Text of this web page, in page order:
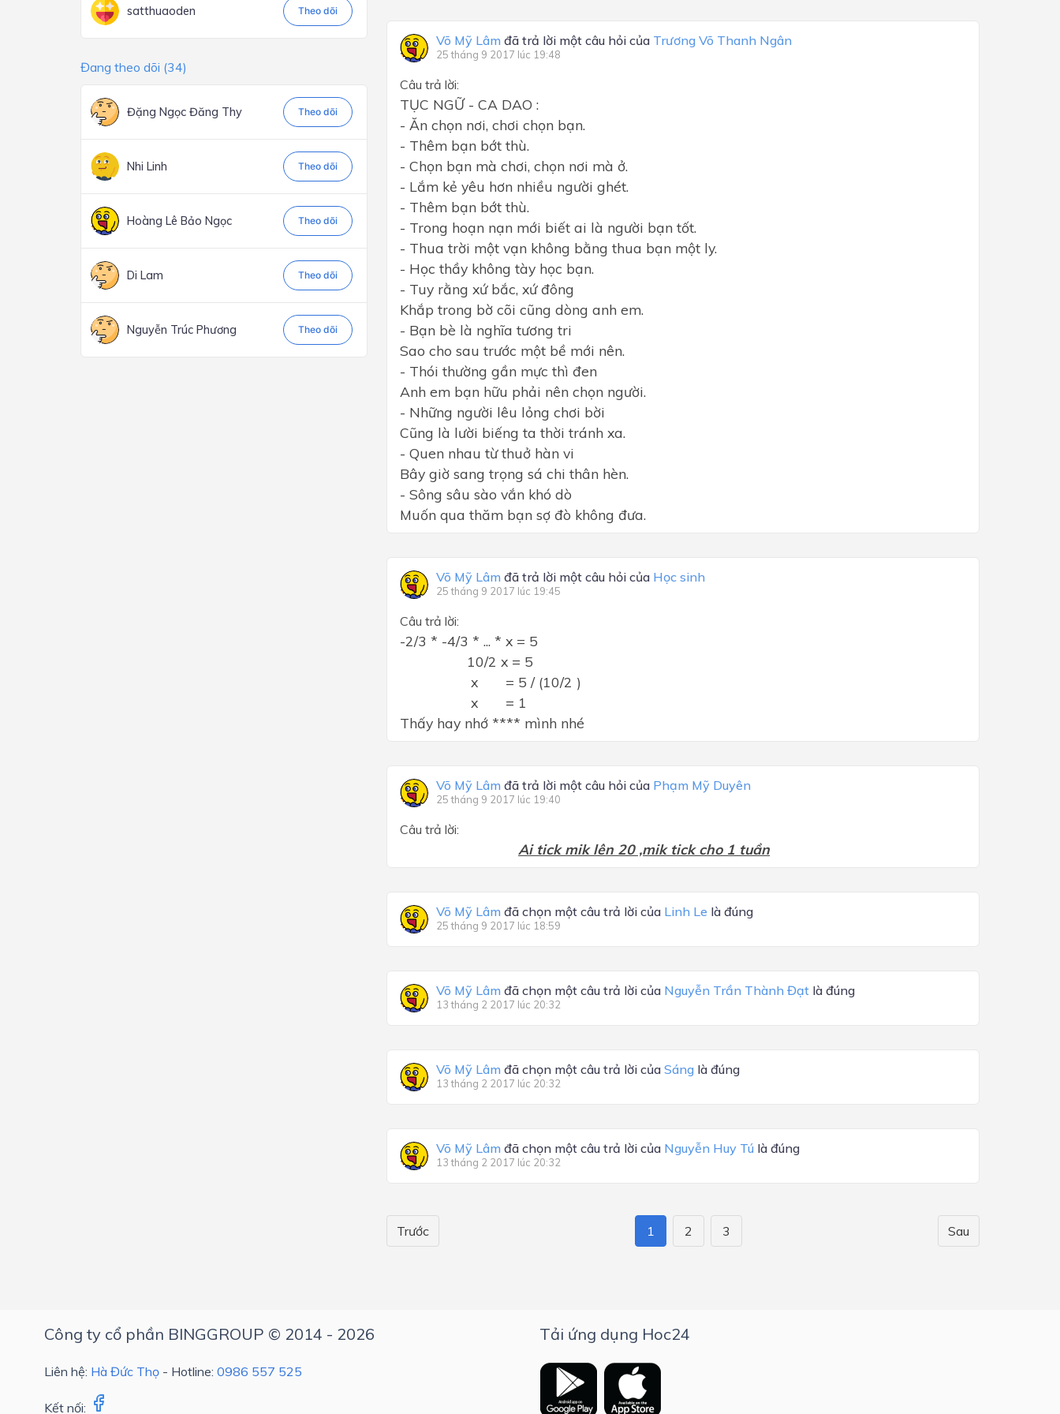
satthuaoden Theo dõi
Đang theo dõi (34)
Đặng Ngọc Đăng Thy Theo dõi
Nhi Linh Theo dõi
Hoàng Lê Bảo Ngọc Theo dõi
Di Lam Theo dõi
Nguyễn Trúc Phương Theo dõi
Võ Mỹ Lâm đã trả lời một câu hỏi của Trương Võ Thanh Ngân
25 tháng 9 2017 lúc 19:48
Câu trả lời:
TỤC NGỮ - CA DAO :
- Ăn chọn nơi, chơi chọn bạn.
- Thêm bạn bớt thù.
- Chọn bạn mà chơi, chọn nơi mà ở.
- Lắm kẻ yêu hơn nhiều người ghét.
- Thêm bạn bớt thù.
- Trong hoạn nạn mới biết ai là người bạn tốt.
- Thua trời một vạn không bằng thua bạn một ly.
- Học thầy không tày học bạn.
- Tuy rằng xứ bắc, xứ đông
Khắp trong bờ cõi cũng dòng anh em.
- Bạn bè là nghĩa tương tri
Sao cho sau trước một bề mới nên.
- Thói thường gần mực thì đen
Anh em bạn hữu phải nên chọn người.
- Những người lêu lỏng chơi bời
Cũng là lười biếng ta thời tránh xa.
- Quen nhau từ thuở hàn vi
Bây giờ sang trọng sá chi thân hèn.
- Sông sâu sào vắn khó dò
Muốn qua thăm bạn sợ đò không đưa.
Võ Mỹ Lâm đã trả lời một câu hỏi của Học sinh
25 tháng 9 2017 lúc 19:45
Câu trả lời:
-2/3 * -4/3 * ... * x = 5
10/2 x = 5
x = 5 / (10/2 )
x = 1
Thấy hay nhớ **** mình nhé
Võ Mỹ Lâm đã trả lời một câu hỏi của Phạm Mỹ Duyên
25 tháng 9 2017 lúc 19:40
Câu trả lời:
Ai tick mik lên 20 ,mik tick cho 1 tuần
Võ Mỹ Lâm đã chọn một câu trả lời của Linh Le là đúng
25 tháng 9 2017 lúc 18:59
Võ Mỹ Lâm đã chọn một câu trả lời của Nguyễn Trần Thành Đạt là đúng
13 tháng 2 2017 lúc 20:32
Võ Mỹ Lâm đã chọn một câu trả lời của Sáng là đúng
13 tháng 2 2017 lúc 20:32
Võ Mỹ Lâm đã chọn một câu trả lời của Nguyễn Huy Tú là đúng
13 tháng 2 2017 lúc 20:32
Trước Sau
1 2 3
Công ty cổ phần BINGGROUP © 2014 - 2026
Liên hệ: Hà Đức Thọ - Hotline: 0986 557 525
Kết nối:
Tải ứng dụng Hoc24